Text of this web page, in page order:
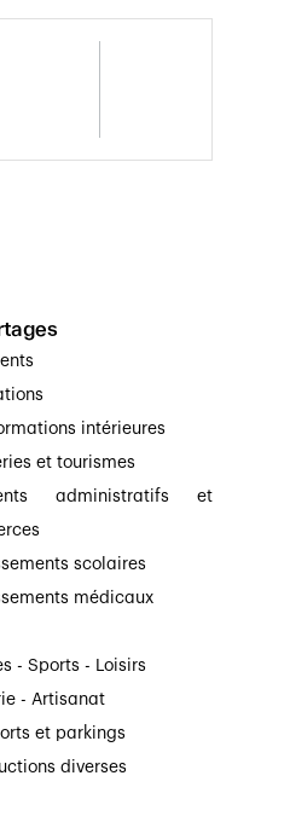
intérieures
et tourismes
administratifs et
scolaires
médicaux
- Sports - Loisirs
- Artisanat
et parkings
diverses